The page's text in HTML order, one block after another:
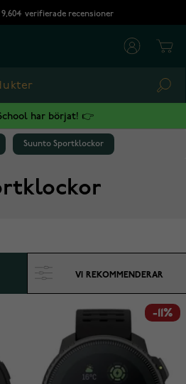
9,604 verifierade recensioner
har börjat! 👉
Suunto Sportklockor
-11%